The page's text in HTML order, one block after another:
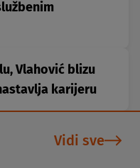
Vlahović blizu
karijeru
Vidi sve